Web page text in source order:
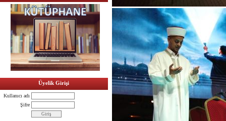
Üyelik Girişi
Kullanıcı adı
Şifre